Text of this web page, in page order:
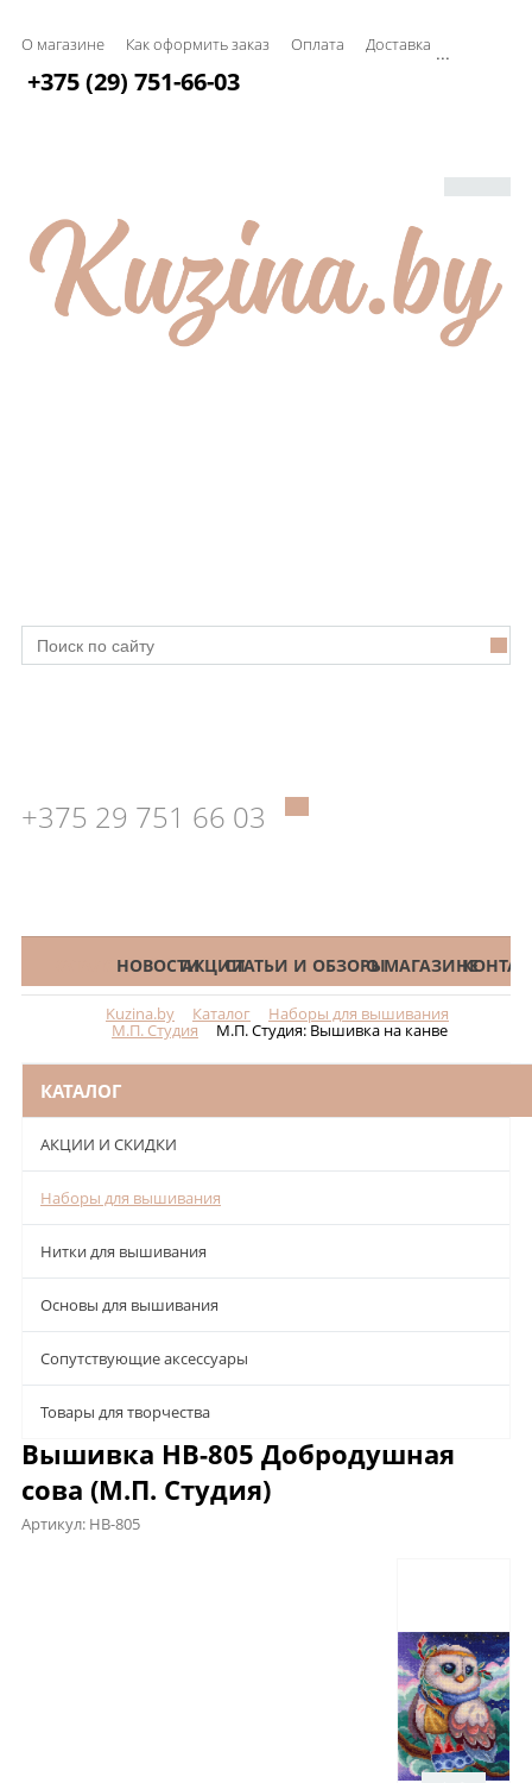
О магазине Как оформить заказ Оплата Доставка ...
+375 (29) 751-66-03
+375 29 751 66 03
КАТАЛОГНОВОСТИАКЦИИСТАТЬИ И ОБЗОРЫО МАГАЗИНЕ
Kuzina.by Каталог Наборы для вышивания
М.П. Студия М.П. Студия: Вышивка на канве
КАТАЛОГ
АКЦИИ И СКИДКИ
Наборы для вышивания
Нитки для вышивания
Основы для вышивания
Сопутствующие аксессуары
Товары для творчества
Вышивка НВ-805 Добродушная
сова (М.П. Студия)
Артикул: НВ-805